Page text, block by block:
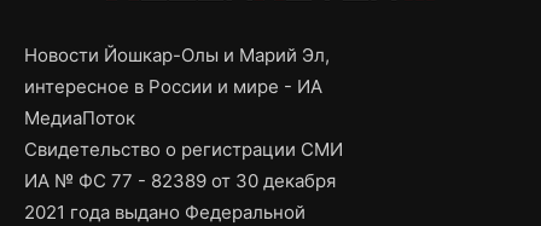
Новости Йошкар-Олы и Марий Эл,
интересное в России и мире - ИА
МедиаПоток
Свидетельство о регистрации СМИ
ИА № ФС 77 - 82389 от 30 декабря
2021 года выдано Федеральной